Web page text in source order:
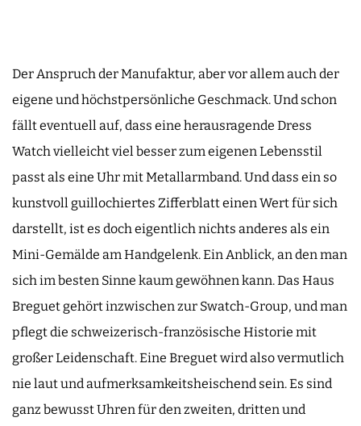
Der Anspruch der Manufaktur, aber vor allem auch der
eigene und höchstpersönliche Geschmack. Und schon
fällt eventuell auf, dass eine herausragende Dress
Watch vielleicht viel besser zum eigenen Lebensstil
passt als eine Uhr mit Metallarmband. Und dass ein so
kunstvoll guillochiertes Zifferblatt einen Wert für sich
darstellt, ist es doch eigentlich nichts anderes als ein
Mini-Gemälde am Handgelenk. Ein Anblick, an den man
sich im besten Sinne kaum gewöhnen kann. Das Haus
Breguet gehört inzwischen zur Swatch-Group, und man
pflegt die schweizerisch-französische Historie mit
großer Leidenschaft. Eine Breguet wird also vermutlich
nie laut und aufmerksamkeitsheischend sein. Es sind
ganz bewusst Uhren für den zweiten, dritten und